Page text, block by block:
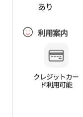
あり
利用案内
クレジットカー
ド利用可能